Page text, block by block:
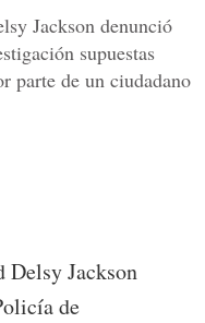
Jackson denunció
supuestas
parte de un ciudadano
Delsy Jackson
de